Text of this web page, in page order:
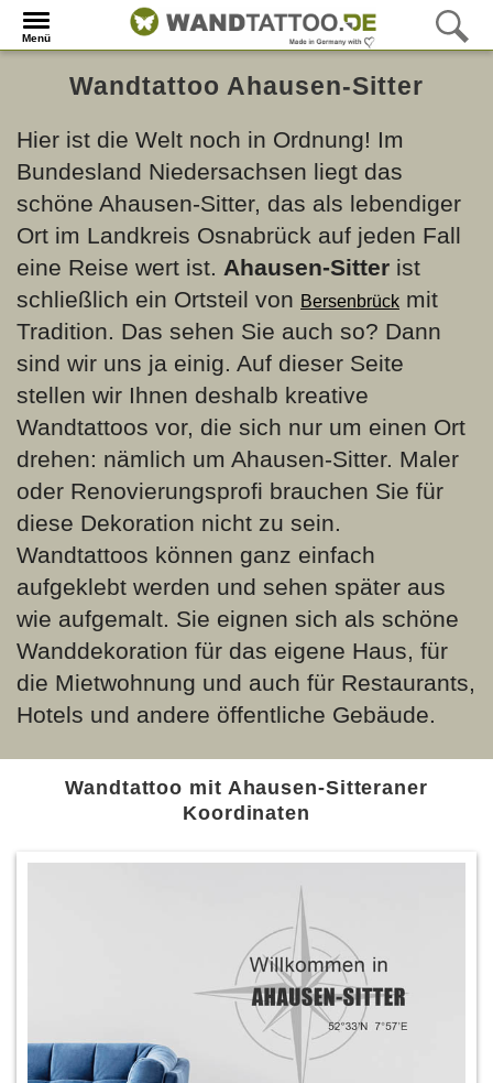
Menü
Wandtattoo Ahausen-Sitter
Hier ist die Welt noch in Ordnung! Im
Bundesland Niedersachsen liegt das
schöne Ahausen-Sitter, das als lebendiger
Ort im Landkreis Osnabrück auf jeden Fall
eine Reise wert ist. Ahausen-Sitter ist
schließlich ein Ortsteil von Bersenbrück mit
Tradition. Das sehen Sie auch so? Dann
sind wir uns ja einig. Auf dieser Seite
stellen wir Ihnen deshalb kreative
Wandtattoos vor, die sich nur um einen Ort
drehen: nämlich um Ahausen-Sitter. Maler
oder Renovierungsprofi brauchen Sie für
diese Dekoration nicht zu sein.
Wandtattoos können ganz einfach
aufgeklebt werden und sehen später aus
wie aufgemalt. Sie eignen sich als schöne
Wanddekoration für das eigene Haus, für
die Mietwohnung und auch für Restaurants,
Hotels und andere öffentliche Gebäude.
Wandtattoo mit Ahausen-Sitteraner
Koordinaten